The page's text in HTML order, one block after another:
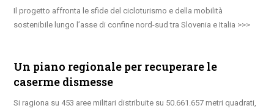
Il progetto affronta le sfide del cicloturismo e della mobilità
sostenibile lungo l’asse di confine nord-sud tra Slovenia e Italia
Un piano regionale per recuperare le
caserme dismesse
Si ragiona su 453 aree militari distribuite su 50.661.657 metri quadrati,